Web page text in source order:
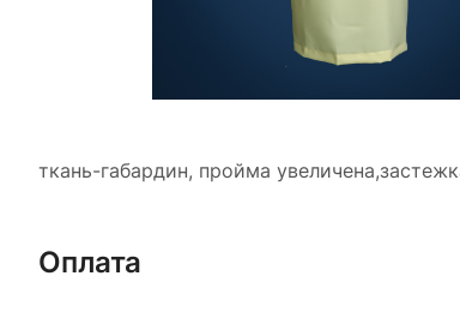
ткань-габардин, пройма
Оплата